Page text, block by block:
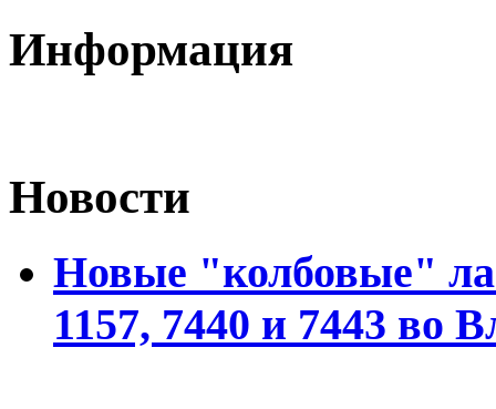
Информация
Новости
Новые "колбовые"
1157, 7440 и 7443 во